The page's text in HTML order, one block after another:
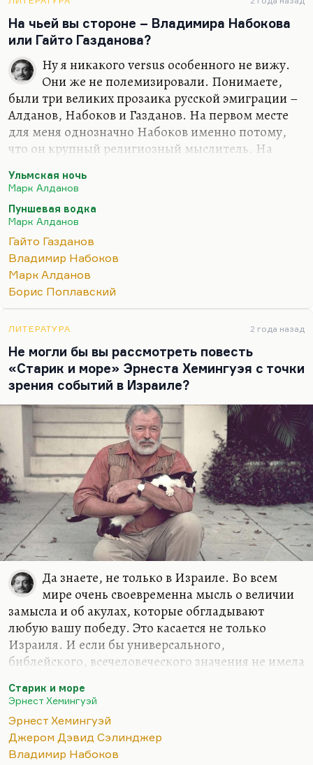
точно, не ошибся. А вот насчет Мандельштама –
не знаю. При всем бесконечном…
На чьей вы стороне – Владимира Набокова
или Гайто Газданова?
Ну я никакого versus особенного не вижу.
Они же не полемизировали. Понимаете,
были три великих прозаика русской эмиграции –
Алданов, Набоков и Газданов. На первом месте
для меня однозначно Набоков именно потому,
что он крупный религиозный мыслитель. На
замечательная сухая проза, замечательная
гармония, прелестные женские образы. Это такая
своеобразная метафизика, непроявленная и
непроговоренная, но она, конечно, есть. На
третьем месте – Алданов, который, безусловно,
когда пишет исторические очерки (например, об
Азефе), приобретает холодный блеск, какой был у
Короленко в его документальной прозе. Но
Ульмская ночь
Марк Алданов
Пуншевая водка
Марк Алданов
Гайто Газданов
Владимир Набоков
Марк Алданов
Борис Поплавский
ЛИТЕРАТУРА 2 года назад
Не могли бы вы рассмотреть повесть
«Старик и море» Эрнеста Хемингуэя с точки
зрения событий в Израиле?
Да знаете, не только в Израиле. Во всем
мире очень своевременна мысль о величии
замысла и об акулах, которые обгладывают
любую вашу победу. Это касается не только
Израиля. И если бы универсального,
библейского, всечеловеческого значения не имела
получила. Она не вызвала бы такого восторга.
Понимаете, какая вещь? «Старик и море» написан
в минуты, когда Хемингуэй переживал
последний всплеск гениальности. Все остальное,
Старик и море
Эрнест Хемингуэй
Эрнест Хемингуэй
Джером Дэвид Сэлинджер
Владимир Набоков